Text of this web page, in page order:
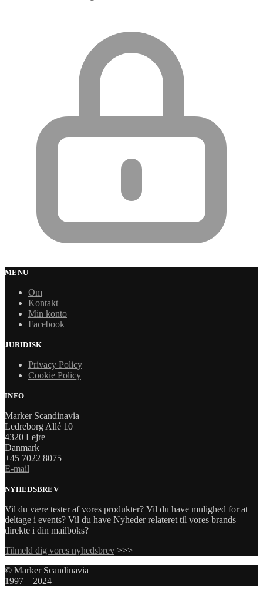
MENU
Om
Kontakt
Min konto
Facebook
JURIDISK
Privacy Policy
Cookie Policy
INFO
Marker Scandinavia
Ledreborg Allé 10
4320 Lejre
Danmark
+45 7022 8075
E-mail
NYHEDSBREV
Vil du være tester af vores produkter? Vil du have mulighed for at
deltage i events? Vil du have Nyheder relateret til vores brands
direkte i din mailboks?
Tilmeld dig vores nyhedsbrev >>>
© Marker Scandinavia
1997 – 2024